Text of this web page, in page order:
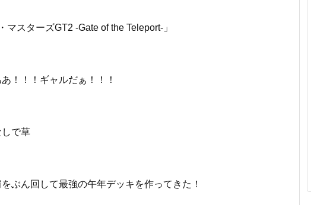
マスターズGT2 -Gate of the Teleport-」
！！！ギャルだぁ！！！
しで草
ぶん回して最強の午年デッキを作ってきた！